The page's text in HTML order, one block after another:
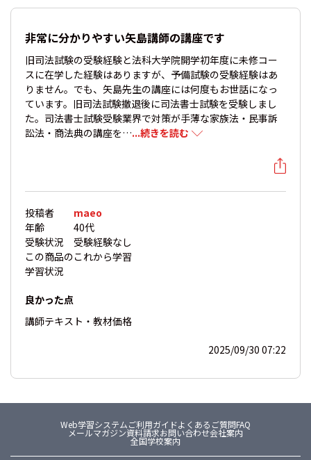
非常に分かりやすい矢島講師の講座です
旧司法試験の受験経験と法科大学院開学初年度に未修コー
スに在学した経験はありますが、予備試験の受験経験はあ
りません。でも、矢島先生の講座には何度もお世話になっ
ています。旧司法試験撤退後に司法書士試験を受験しまし
た。司法書士試験受験業界で対策が手薄な家族法・民事訴
訟法・商法典の講座を…...続きを読む
投稿者
maeo
年齢
40代
受験状況
受験経験なし
この商品の
学習状況
これから学習
良かった点
講師テキスト・教材価格
2025/09/30 07:22
Web学習システムご利用ガイドよくあるご質問FAQ
メールマガジン資料請求お問い合わせ会社案内
全国学校案内